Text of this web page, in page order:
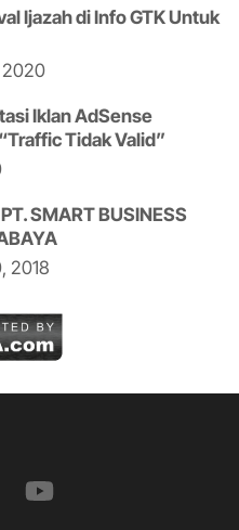
Ijazah di Info GTK Untuk
2020
Iklan AdSense
Tidak Valid”
SMART BUSINESS
2018